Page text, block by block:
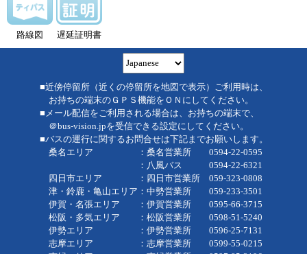
路線図 遅延証明書
■近傍停留所（近くの停留所を地図で表示）ご利用時は、
お持ちの端末のＧＰＳ機能をＯＮにしてください。
■メール配信をご利用される場合は、お持ちの端末で、
＠bus-vision.jpを受信できる設定にしてください。
■バスの運行に関するお問合せは下記までお願いします。
桑名エリア ：桑名営業所 0594-22-0595
：八風バス 0594-22-6321
四日市エリア ：四日市営業所 059-323-0808
津・鈴鹿・亀山エリア：中勢営業所 059-233-3501
伊賀・名張エリア ：伊賀営業所 0595-66-3715
松阪・多気エリア ：松阪営業所 0598-51-5240
伊勢エリア ：伊勢営業所 0596-25-7131
志摩エリア ：志摩営業所 0599-55-0215